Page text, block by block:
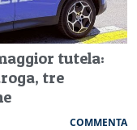
tutela:
tre
COMMENTA